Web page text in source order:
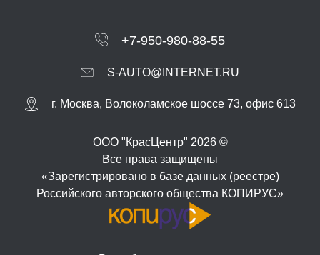
+7-950-980-88-55
S-AUTO@INTERNET.RU
г. Москва, Волоколамское шоссе 73, офис 613
ООО "КрасЦентр" 2026 ©
Все права защищены
«Зарегистрировано в базе данных (реестре)
Российского авторского общества КОПИРУС»